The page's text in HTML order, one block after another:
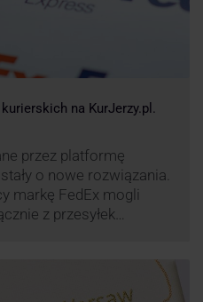
na KurJerzy.pl.
przez platformę
o nowe rozwiązania.
markę FedEx mogli
z przesyłek
na KurJerzy.pl
importowe.